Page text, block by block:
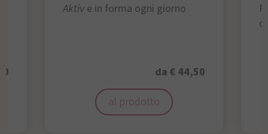
Aktiv e in forma ogni giorno
da € 44,50
al prodotto